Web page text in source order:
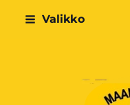
Siirry
Valikko